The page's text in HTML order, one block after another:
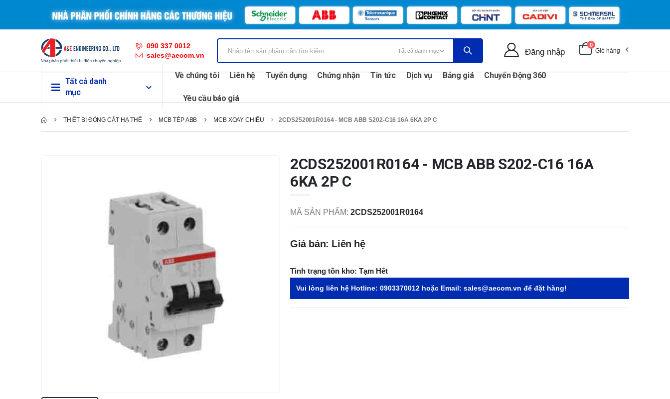
090 337 0012
sales@aecom.vn
Đăng nhập
0
Giỏ hàng
Tất cả danh
mục
Về chúng tôi Liên hệ Tuyển dụng Chứng nhận Tin tức Dịch vụ Bảng giá Chuyển Động 360
Yêu cầu báo giá
THIẾT BỊ ĐÓNG CẮT HẠ THẾ MCB TÉP ABB MCB XOAY CHIỀU 2CDS252001R0164 - MCB ABB S202-C16 16A 6KA 2P C
2CDS252001R0164 - MCB ABB S202-C16 16A
6KA 2P C
MÃ SẢN PHẨM: 2CDS252001R0164
Giá bán: Liên hệ
Tình trạng tồn kho: Tạm Hết
Vui lòng liên hệ Hotline: 0903370012 hoặc Email: sales@aecom.vn để đặt hàng!